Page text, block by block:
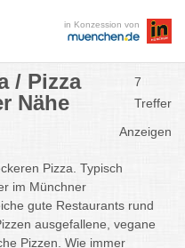
in Konzession von
/ Pizza
Nähe
7
Treffer
Anzeigen
Pizza. Typisch
im Münchner
gute Restaurants rund
ausgefallene, vegane
Pizzen. Wie immer